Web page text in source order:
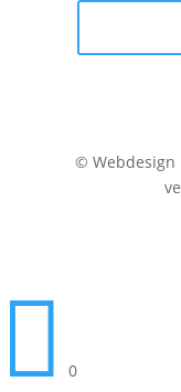
© Webdesign
 0